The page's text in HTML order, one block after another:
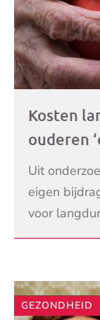
Kosten
ouderen
Uit
eigen
voor
verschilt
LEES VERDER
GEZONDHEID